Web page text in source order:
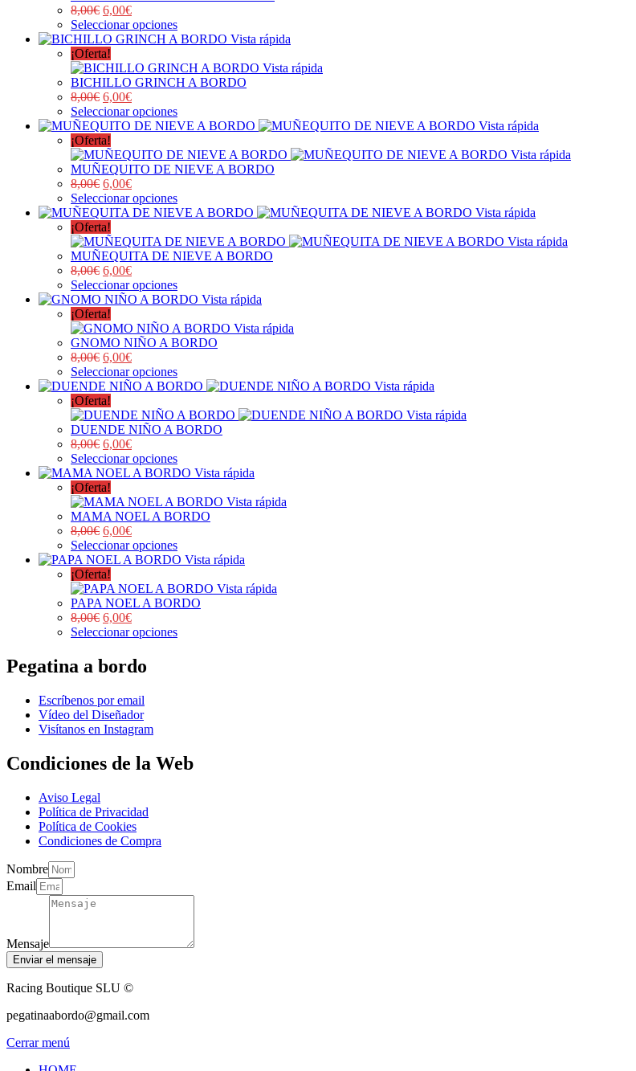
8,00€ 6,00€
Seleccionar opciones
Vista rápida
¡Oferta!
Vista rápida
BICHILLO GRINCH A BORDO
8,00€ 6,00€
Seleccionar opciones
Vista rápida
¡Oferta!
Vista rápida
MUÑEQUITO DE NIEVE A BORDO
8,00€ 6,00€
Seleccionar opciones
Vista rápida
¡Oferta!
Vista rápida
MUÑEQUITA DE NIEVE A BORDO
8,00€ 6,00€
Seleccionar opciones
Vista rápida
¡Oferta!
Vista rápida
GNOMO NIÑO A BORDO
8,00€ 6,00€
Seleccionar opciones
Vista rápida
¡Oferta!
Vista rápida
DUENDE NIÑO A BORDO
8,00€ 6,00€
Seleccionar opciones
Vista rápida
¡Oferta!
Vista rápida
MAMA NOEL A BORDO
8,00€ 6,00€
Seleccionar opciones
Vista rápida
¡Oferta!
Vista rápida
PAPA NOEL A BORDO
8,00€ 6,00€
Seleccionar opciones
Pegatina a bordo
Escríbenos por email
Vídeo del Diseñador
Visítanos en Instagram
Condiciones de la Web
Aviso Legal
Política de Privacidad
Política de Cookies
Condiciones de Compra
Nombre
Email
Mensaje
Enviar el mensaje
Racing Boutique SLU ©
pegatinaabordo@gmail.com
Cerrar menú